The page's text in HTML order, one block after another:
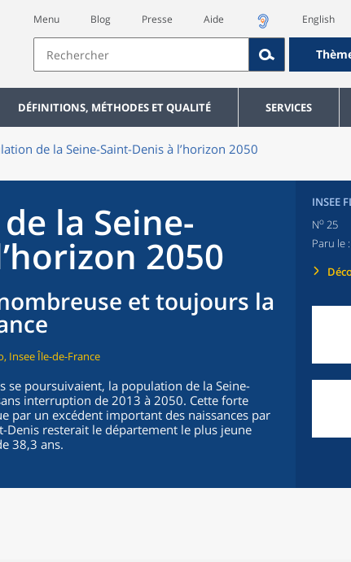
Menu Blog Presse Aide English
DÉFINITIONS, MÉTHODES ET QUALITÉ SERVICES
de la Seine-Saint-Denis à l’horizon 2050
la Seine-
2050
et toujours la
Insee Île-de-France
se poursuivaient, la population de la Seine-
interruption de 2013 à 2050. Cette forte
par un excédent important des naissances par
Denis resterait le département le plus jeune
38,3 ans.
INSEE
No 25
Paru le